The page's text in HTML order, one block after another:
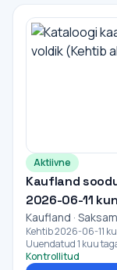
Aktiivne
Kaufland
2026-06-11
Kaufland ·
Kehtib 2026-06-11
Uuendatud 1 kuu
Kontrollitud